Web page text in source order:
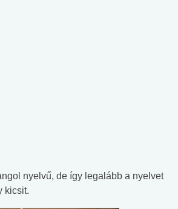
nyelvű, de így legalább a nyelvet
kicsit.